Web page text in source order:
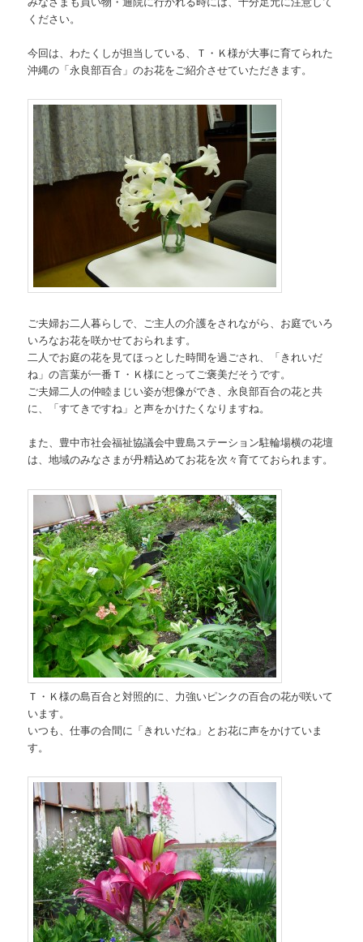
ください。
今回は、わたくしが担当している、Ｔ・Ｋ様が大事に育てられた
沖縄の「永良部百合」のお花をご紹介させていただきます。
ご夫婦お二人暮らしで、ご主人の介護をされながら、お庭でいろ
いろなお花を咲かせておられます。
二人でお庭の花を見てほっとした時間を過ごされ、「きれいだ
ね」の言葉が一番Ｔ・Ｋ様にとってご褒美だそうです。
ご夫婦二人の仲睦まじい姿が想像ができ、永良部百合の花と共
に、「すてきですね」と声をかけたくなりますね。
また、豊中市社会福祉協議会中豊島ステーション駐輪場横の花壇
は、地域のみなさまが丹精込めてお花を次々育てておられます。
Ｔ・Ｋ様の島百合と対照的に、力強いピンクの百合の花が咲いて
います。
いつも、仕事の合間に「きれいだね」とお花に声をかけていま
す。